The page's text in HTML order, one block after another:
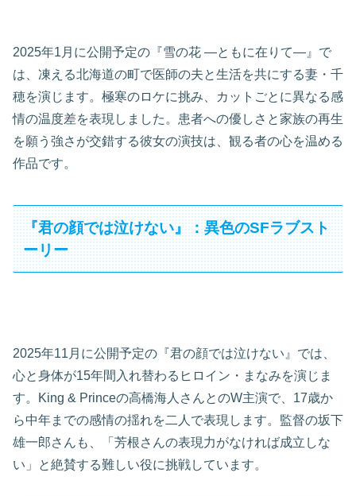
2025年1月に公開予定の『雪の花 ―ともに在りて―』で
は、凍える北海道の町で医師の夫と生活を共にする妻・千
穂を演じます。極寒のロケに挑み、カットごとに異なる感
情の温度差を表現しました。患者への優しさと家族の再生
を願う強さが交錯する彼女の演技は、観る者の心を温める
作品です。
『君の顔では泣けない』：異色のSFラブスト
ーリー
2025年11月に公開予定の『君の顔では泣けない』では、
心と身体が15年間入れ替わるヒロイン・まなみを演じま
す。King & Princeの高橋海人さんとのW主演で、17歳か
ら中年までの感情の揺れを二人で表現します。監督の坂下
雄一郎さんも、「芳根さんの表現力がなければ成立しな
い」と絶賛する難しい役に挑戦しています。